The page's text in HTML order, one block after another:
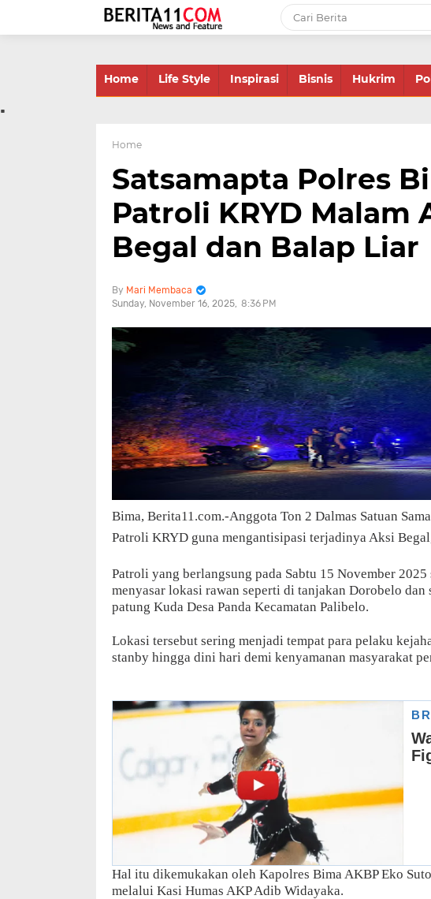
Home Life Style Inspirasi Bisnis Hukrim
.
Home
Satsamapta Polres
Patroli KRYD Malam
Begal dan Balap Liar
Mari Membaca
Sunday, November 16, 2025 8:36 PM
Bima, Berita11.com.-Anggota Ton 2 Dalmas Satuan
Patroli KRYD guna mengantisipasi terjadinya Aksi
Patroli yang berlangsung pada Sabtu 15 November
menyasar lokasi rawan seperti di tanjakan Dorobelo
patung Kuda Desa Panda Kecamatan Palibelo.
Lokasi tersebut sering menjadi tempat para pelaku
stanby hingga dini hari demi kenyamanan masyarakat
Hal itu dikemukakan oleh Kapolres Bima AKBP Eko
melalui Kasi Humas AKP Adib Widayaka.